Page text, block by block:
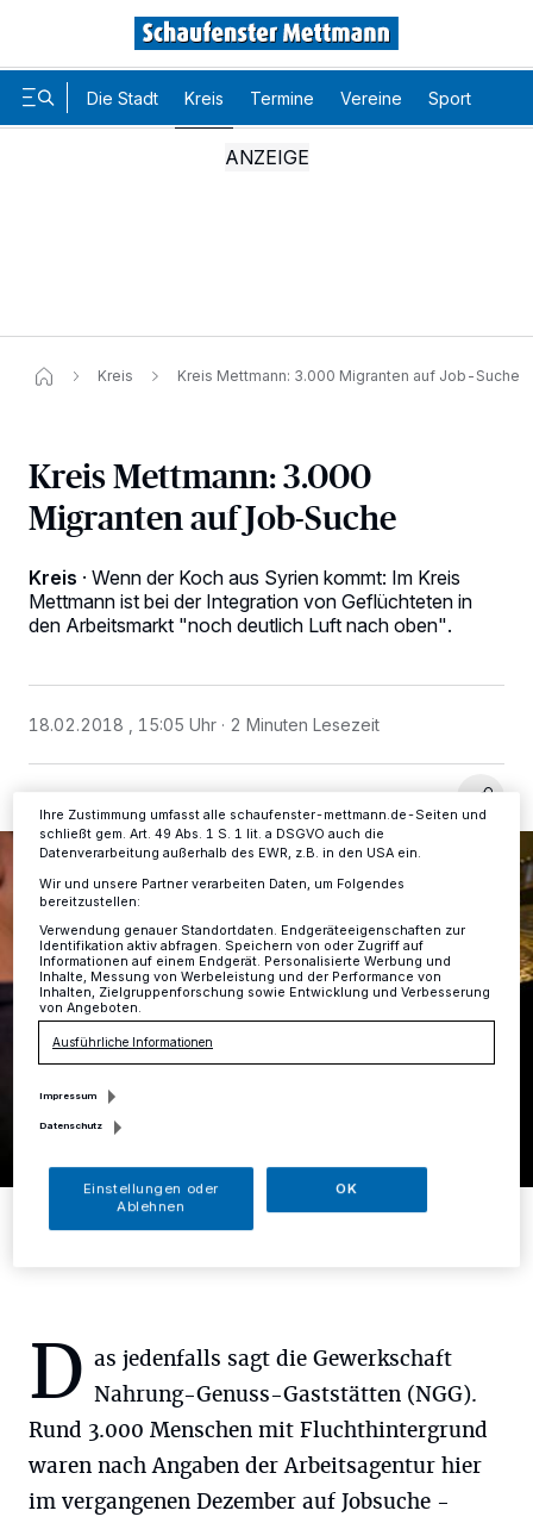
Die Stadt Kreis Termine Vereine Sport
Kreis Kreis Mettmann: 3.000 Migranten auf Job-Suche
Kreis Mettmann: 3.000
Migranten auf Job-Suche
Kreis · Wenn der Koch aus Syrien kommt: Im Kreis
Mettmann ist bei der Integration von Geflüchteten in
den Arbeitsmarkt "noch deutlich Luft nach oben".
18.02.2018 , 15:05 Uhr 2 Minuten Lesezeit
Foto: NGG-Region Düsseldorf-Wuppertal
D as jedenfalls sagt die Gewerkschaft
Nahrung-Genuss-Gaststätten (NGG).
Rund 3.000 Menschen mit Fluchthintergrund
waren nach Angaben der Arbeitsagentur hier
im vergangenen Dezember auf Jobsuche -
Wir und unsere 218-Partner speichern und greifen auf
personenbezogene Daten wie Browserdaten oder eindeutige
Kennungen auf Ihrem Gerät zu. Durch Auswahl von OK aktivieren Sie
Tracking-Technologien für die unter „Wir und unsere Partner
Anzeigen möglicherweise nicht mehr so relevant für Sie. Sie können
ändern oder Ihre Einwilligung zu widerrufen, indem Sie auf den Link
Ihre Einstellungen gelten innerhalb unseres Website. Weitere
Ihre Zustimmung umfasst alle schaufenster-mettmann.de-Seiten und
schließt gem. Art. 49 Abs. 1 S. 1 lit. a DSGVO auch die
Datenverarbeitung außerhalb des EWR, z.B. in den USA ein.
Wir und unsere Partner verarbeiten Daten, um Folgendes
bereitzustellen:
Verwendung genauer Standortdaten. Endgeräteeigenschaften zur
Identifikation aktiv abfragen. Speichern von oder Zugriff auf
Informationen auf einem Endgerät. Personalisierte Werbung und
Inhalte, Messung von Werbeleistung und der Performance von
Inhalten, Zielgruppenforschung sowie Entwicklung und Verbesserung
von Angeboten.
Ausführliche Informationen
Impressum
Datenschutz
Einstellungen oder
Ablehnen
OK